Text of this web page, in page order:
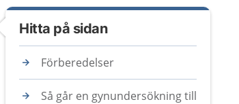
Hitta på sidan
Förberedelser
Så går en gynundersökning till